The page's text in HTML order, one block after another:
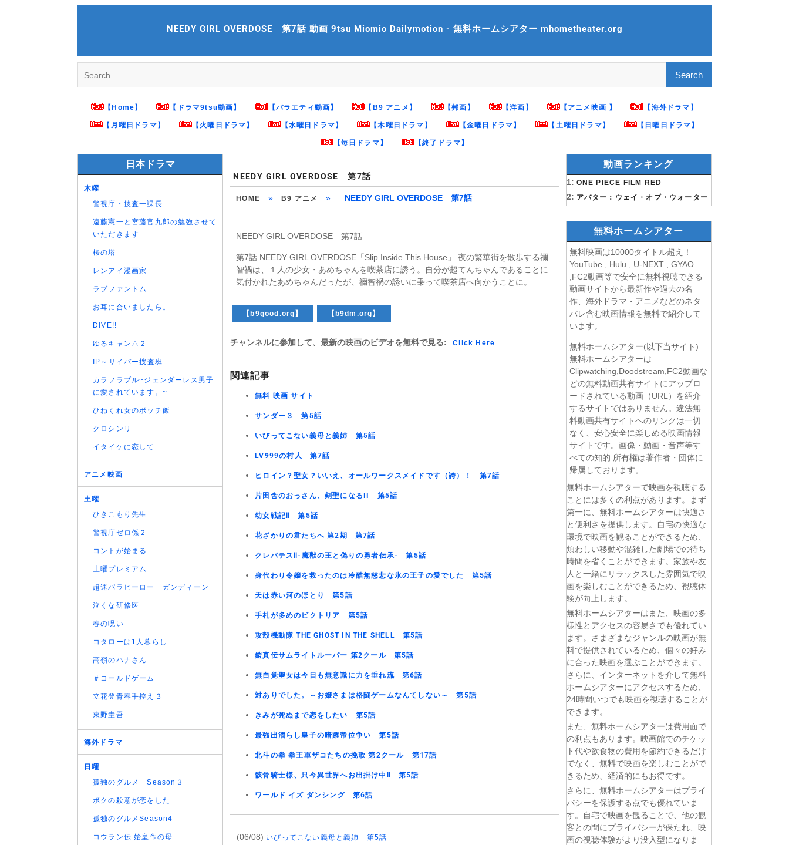
NEEDY GIRL OVERDOSE 第7話 動画 9tsu Miomio Dailymotion - 無料ホームシアター mhometheater.org
for:
【Home】 【ドラマ9tsu動画】 【バラエティ動画】 【B9 アニメ】 【邦画】 【洋画】 【アニメ映画 】 【海外ドラマ】
【月曜日ドラマ】 【火曜日ドラマ】 【水曜日ドラマ】 【木曜日ドラマ】 【金曜日ドラマ】 【土曜日ドラマ】 【日曜日ドラマ】
【毎日ドラマ】 【終了ドラマ】
NEEDY GIRL OVERDOSE 第7話
HOME » B9 アニメ » NEEDY GIRL OVERDOSE 第7話
NEEDY GIRL OVERDOSE 第7話
第7話 NEEDY GIRL OVERDOSE「Slip Inside This House」 夜の繁華街を散歩する禰
智禍は、１人の少女・あめちゃんを喫茶店に誘う。自分が超てんちゃんであることに
気付かれたあめちゃんだったが、禰智禍の誘いに乗って喫茶店へ向かうことに。
【b9good.org】 【b9dm.org】
チャンネルに参加して、最新の映画のビデオを無料で見る: Click Here
関連記事
無料 映画 サイト
サンダー３ 第5話
いびってこない義母と義姉 第5話
LV999の村人 第7話
ヒロイン？聖女？いいえ、オールワークスメイドです（誇）！ 第7話
片田舎のおっさん、剣聖になるII 第5話
幼女戦記Ⅱ 第5話
花ざかりの君たちへ 第2期 第7話
クレバテスⅡ-魔獣の王と偽りの勇者伝承- 第5話
身代わり令嬢を救ったのは冷酷無慈悲な氷の王子の愛でした 第5話
天は赤い河のほとり 第5話
手札が多めのビクトリア 第5話
攻殻機動隊 THE GHOST IN THE SHELL 第5話
鎧真伝サムライトルーパー 第2クール 第5話
無自覚聖女は今日も無意識に力を垂れ流 第6話
対ありでした。～お嬢さまは格闘ゲームなんてしない～ 第5話
きみが死ぬまで恋をしたい 第5話
最強出涸らし皇子の暗躍帝位争い 第5話
北斗の拳 拳王軍ザコたちの挽歌 第2クール 第17話
骸骨騎士様、只今異世界へお出掛け中Ⅱ 第5話
ワールド イズ ダンシング 第6話
(06/08) いびってこない義母と義姉 第5話
動画ランキング
1: ONE PIECE FILM RED
2: アバター：ウェイ・オブ・ウォーター
無料ホームシアター
無料映画は10000タイトル超え！
YouTube , Hulu , U-NEXT , GYAO
,FC2動画等で安全に無料視聴できる
動画サイトから最新作や過去の名
作、海外ドラマ・アニメなどのネタ
バレ含む映画情報を無料で紹介して
います。
無料ホームシアター(以下当サイト)
無料ホームシアターは
Clipwatching,Doodstream,FC2動画な
どの無料動画共有サイトにアップロ
ードされている動画（URL）を紹介
するサイトではありません。違法無
料動画共有サイトへのリンクは一切
なく、安心安全に楽しめる映画情報
サイトです。画像・動画・音声等す
べての知的 所有権は著作者・団体に
帰属しております。
無料ホームシアターで映画を視聴する
ことには多くの利点があります。まず
第一に、無料ホームシアターは快適さ
と便利さを提供します。自宅の快適な
環境で映画を観ることができるため、
煩わしい移動や混雑した劇場での待ち
時間を省くことができます。家族や友
人と一緒にリラックスした雰囲気で映
画を楽しむことができるため、視聴体
験が向上します。
無料ホームシアターはまた、映画の多
様性とアクセスの容易さでも優れてい
ます。さまざまなジャンルの映画が無
料で提供されているため、個々の好み
に合った映画を選ぶことができます。
さらに、インターネットを介して無料
ホームシアターにアクセスするため、
24時間いつでも映画を視聴することが
できます。
また、無料ホームシアターは費用面で
の利点もあります。映画館でのチケッ
ト代や飲食物の費用を節約できるだけ
でなく、無料で映画を楽しむことがで
きるため、経済的にもお得です。
さらに、無料ホームシアターはプライ
バシーを保護する点でも優れていま
す。自宅で映画を観ることで、他の観
客との間にプライバシーが保たれ、映
画の視聴体験がより没入型になりま
日本ドラマ
木曜
警視庁・捜査一課長
遠藤憲一と宮藤官九郎の勉強させて
いただきます
桜の塔
レンアイ漫画家
ラブファントム
お耳に合いましたら。
DIVE!!
ゆるキャン△２
IP～サイバー捜査班
カラフラブル~ジェンダーレス男子
に愛されています。~
ひねくれ女のボッチ飯
クロシンリ
イタイケに恋して
アニメ映画
土曜
ひきこもり先生
警視庁ゼロ係２
コントが始まる
土曜プレミアム
超速パラヒーロー ガンディーン
泣くな研修医
春の呪い
コタローは1人暮らし
高嶺のハナさん
＃コールドゲーム
立花登青春手控え３
東野圭吾
海外ドラマ
日曜
孤独のグルメ Season３
ボクの殺意が恋をした
孤独のグルメSeason4
コウラン伝 始皇帝の母